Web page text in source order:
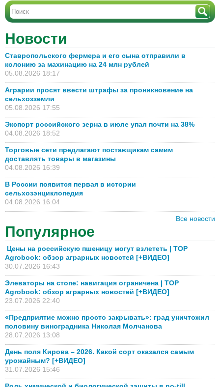
Новости
Ставропольского фермера и его сына отправили в
колонию за махинацию на 24 млн рублей
05.08.2026 18:17
Аграрии просят ввести штрафы за проникновение на
сельхозземли
05.08.2026 17:55
Экспорт российского зерна в июле упал почти на 38%
04.08.2026 18:52
Торговые сети предлагают поставщикам самим
доставлять товары в магазины
04.08.2026 16:39
В России появится первая в истории
сельхозэнциклопедия
04.08.2026 16:04
Все новости
Популярное
Цены на российскую пшеницу могут взлететь | TOP
Agrobook: обзор аграрных новостей [+ВИДЕО]
30.07.2026 16:43
Элеваторы на стопе: навигация ограничена | TOP
Agrobook: обзор аграрных новостей [+ВИДЕО]
23.07.2026 22:40
«Предприятие можно просто закрывать»: град уничтожил
половину виноградника Николая Молчанова
28.07.2026 13:08
День поля Кирова – 2026. Какой сорт оказался самым
урожайным? [+ВИДЕО]
31.07.2026 15:46